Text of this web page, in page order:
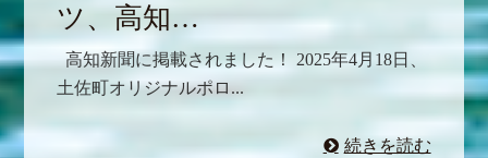
ツ、高知…
高知新聞に掲載されました！ 2025年4月18日、
土佐町オリジナルポロ...
続きを読む